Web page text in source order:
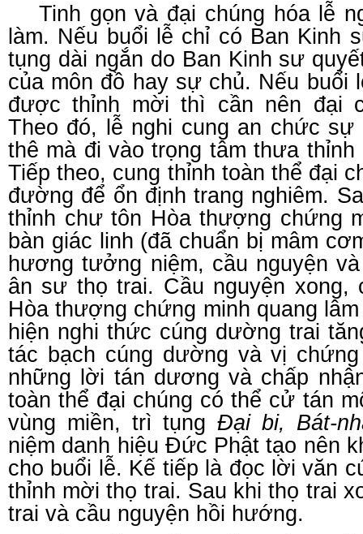
Tinh gọn và đại chúng hóa lễ
làm. Nếu buổi lễ chỉ có Ban Kinh
tụng dài ngắn do Ban Kinh sư
của môn đồ hay sự chủ. Nếu buổi
được thỉnh mời thì cần nên đại
Theo đó, lễ nghi cung an chức sự
thê mà đi vào trọng tâm thưa
Tiếp theo, cung thỉnh toàn thể đại
đường để ổn định trang nghiêm.
thỉnh chư tôn Hòa thượng chứng
bàn giác linh (đã chuẩn bị mâm
hương tưởng niệm, cầu nguyện
ân sư thọ trai. Cầu nguyện xong,
Hòa thượng chứng minh quang
hiện nghi thức cúng dường trai
tác bạch cúng dường và vị
những lời tán dương và chấp
toàn thể đại chúng có thể cử tán
vùng miền, trì tụngĐại bi, Bát-
niệm danh hiệu Đức Phật tạo nên
cho buổi lễ. Kế tiếp là đọc lời văn
thỉnh mời thọ trai. Sau khi thọ trai
trai và cầu nguyện hồi hướng.